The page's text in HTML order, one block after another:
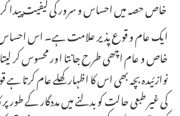
ایک عام و قوع پذیر علامت ہے۔ اس احساس
خاص و عام اچھی طرح جانتا اور محسوس کر
نوازئیدہ بچہ بھی اس کا اظہار کھلے عام کرتا
کی غیر طبعی حالت کو بدلنے میں مددگار کے طور